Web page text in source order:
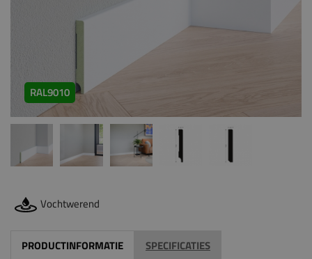
RAL9010
Vochtwerend
PRODUCTINFORMATIE SPECIFICATIES